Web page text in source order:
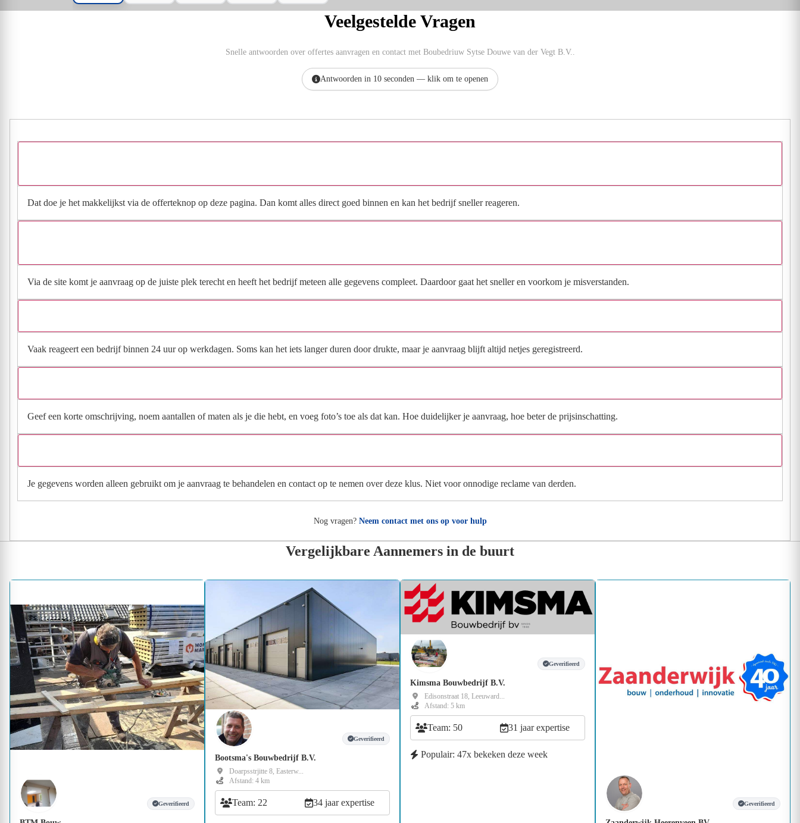
Veelgestelde Vragen
Snelle antwoorden over offertes aanvragen en contact met Boubedriuw Sytse Douwe van der Vegt B.V..
Antwoorden in 10 seconden — klik om te openen
Dat doe je het makkelijkst via de offerteknop op deze pagina. Dan komt alles direct goed binnen en kan het bedrijf sneller reageren.
Via de site komt je aanvraag op de juiste plek terecht en heeft het bedrijf meteen alle gegevens compleet. Daardoor gaat het sneller en voorkom je misverstanden.
Vaak reageert een bedrijf binnen 24 uur op werkdagen. Soms kan het iets langer duren door drukte, maar je aanvraag blijft altijd netjes geregistreerd.
Geef een korte omschrijving, noem aantallen of maten als je die hebt, en voeg foto’s toe als dat kan. Hoe duidelijker je aanvraag, hoe beter de prijsinschatting.
Je gegevens worden alleen gebruikt om je aanvraag te behandelen en contact op te nemen over deze klus. Niet voor onnodige reclame van derden.
Nog vragen? Neem contact met ons op voor hulp
Vergelijkbare Aannemers in de buurt
Geverifieerd
Geverifieerd
Bootsma's Bouwbedrijf B.V.
Doarpsstrjitte 8, Easterw...
Afstand: 4 km
Team: 22 34 jaar expertise
Geverifieerd
Kimsma Bouwbedrijf B.V.
Edisonstraat 18, Leeuward...
Afstand: 5 km
Team: 50 31 jaar expertise
Populair: 47x bekeken deze week
Geverifieerd